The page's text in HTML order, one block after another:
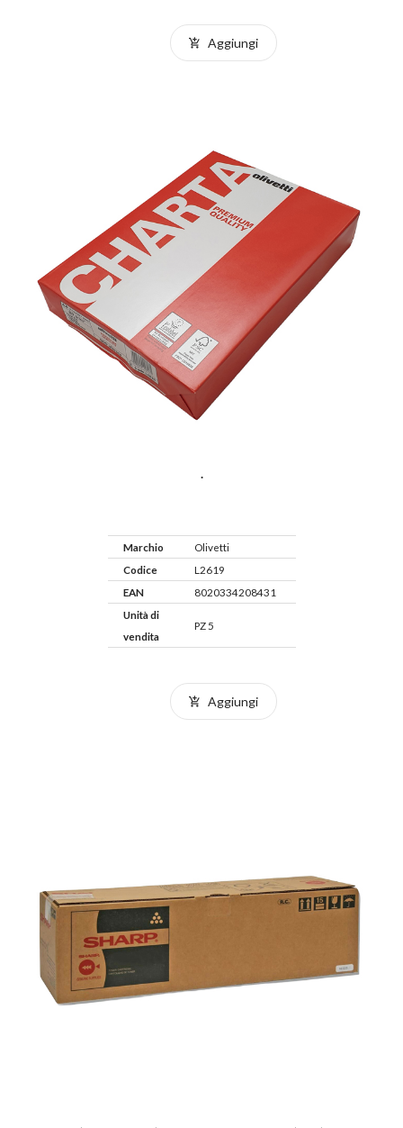
Aggiungi
.
Marchio
Olivetti
Codice
L2619
EAN
8020334208431
Unità di
vendita
PZ 5
Aggiungi